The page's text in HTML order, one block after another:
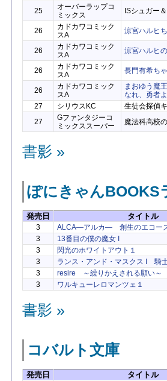
25
オーバーラップコ
ミックス
ISシュガー
26
カドカワコミック
スA
涼宮ハルヒ
26
カドカワコミック
スA
涼宮ハルヒ
26
カドカワコミック
スA
長門有希ち
26
カドカワコミック
スA
まおゆう魔
なれ、勇者
27
シリウスKC
生徒会探偵
27
Gファンタジーコ
ミックススーパー
魔法科高校
書影 »
ぽにきゃんBOOKS
発売日 タイトル
3
ALCA―アルカ― 創生のエコー
3
13番目の僕の魔女 I
3
閃光のホワイトアウト１
3
ランス・アンド・マスクス I 騎
3
resire ～繰りかえされる願い～
3
ワルキューレロマンツェ１
書影 »
コバルト文庫
発売日 タイトル